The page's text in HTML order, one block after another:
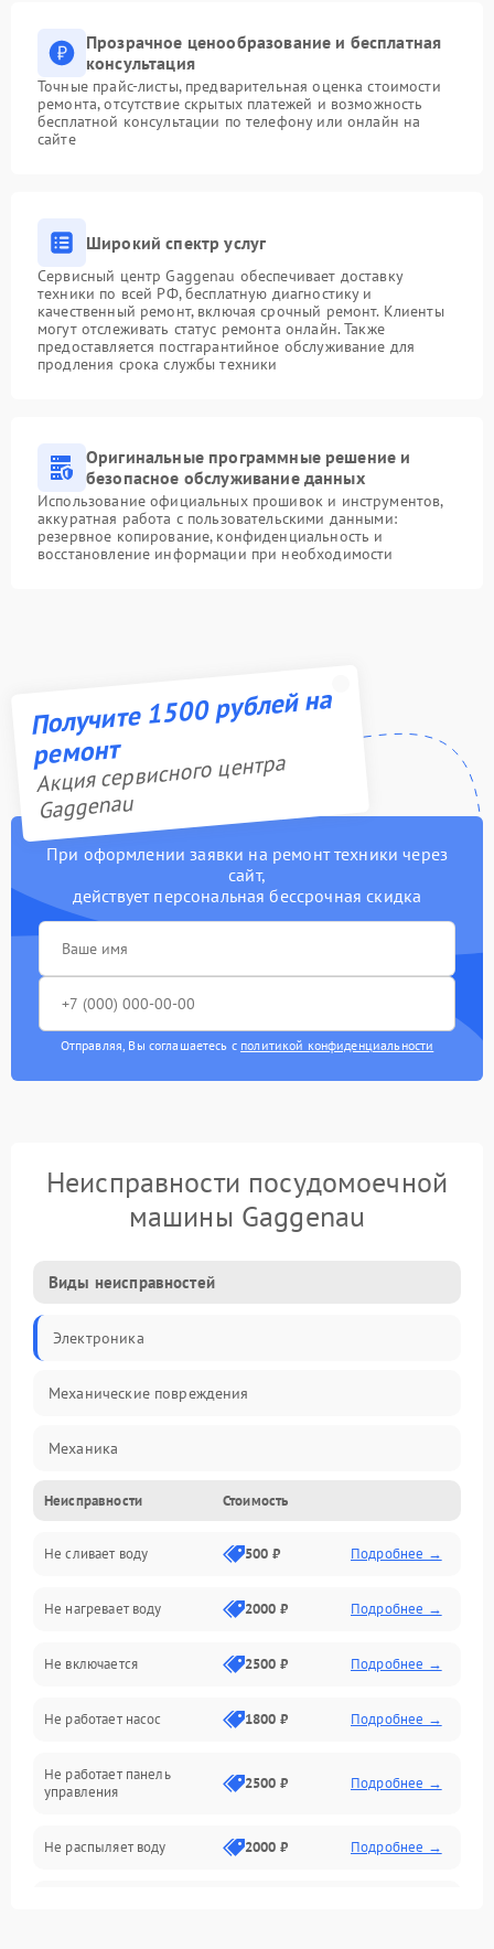
Прозрачное ценообразование и бесплатная
консультация
Точные прайс-листы, предварительная оценка стоимости
ремонта, отсутствие скрытых платежей и возможность
бесплатной консультации по телефону или онлайн на
сайте
Широкий спектр услуг
Сервисный центр Gaggenau обеспечивает доставку
техники по всей РФ, бесплатную диагностику и
качественный ремонт, включая срочный ремонт. Клиенты
могут отслеживать статус ремонта онлайн. Также
предоставляется постгарантийное обслуживание для
продления срока службы техники
Оригинальные программные решение и
безопасное обслуживание данных
Использование официальных прошивок и инструментов,
аккуратная работа с пользовательскими данными:
резервное копирование, конфиденциальность и
восстановление информации при необходимости
Получите 1500 рублей на
ремонт
Акция сервисного центра
Gaggenau
При оформлении заявки на ремонт техники через
сайт,
действует персональная бессрочная скидка
Отправляя, Вы соглашаетесь с политикой конфиденциальности
Неисправности посудомоечной
машины Gaggenau
Виды неисправностей
Электроника
Механические повреждения
Механика
Управление
Электропитание
Датчики
Нагрев
Вода
Гигиена
Программное обеспечение
Неисправности Стоимость
Не сливает воду 500 ₽ Подробнее →
Не нагревает воду 2000 ₽ Подробнее →
Не включается 2500 ₽ Подробнее →
Не работает насос 1800 ₽ Подробнее →
Не работает панель
управления
2500 ₽ Подробнее →
Не распыляет воду 2000 ₽ Подробнее →